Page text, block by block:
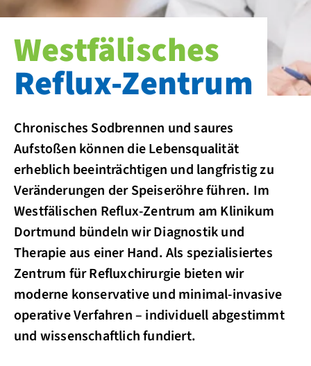
Westfälisches
Reflux-Zentrum
Chronisches Sodbrennen und saures
Aufstoßen können die Lebensqualität
erheblich beeinträchtigen und langfristig zu
Veränderungen der Speiseröhre führen. Im
Westfälischen Reflux-Zentrum am Klinikum
Dortmund bündeln wir Diagnostik und
Therapie aus einer Hand. Als spezialisiertes
Zentrum für Refluxchirurgie bieten wir
moderne konservative und minimal-invasive
operative Verfahren – individuell abgestimmt
und wissenschaftlich fundiert.